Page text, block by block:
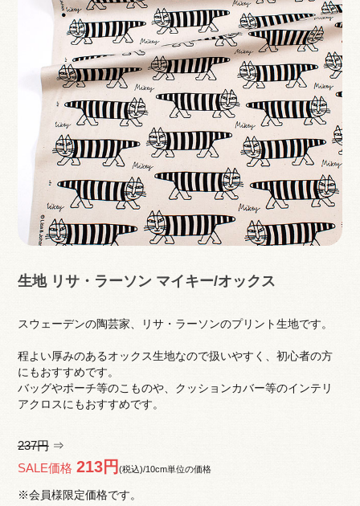
生地 リサ・ラーソン マイキー/オックス
スウェーデンの陶芸家、リサ・ラーソンのプリント生地です。
程よい厚みのあるオックス生地なので扱いやすく、初心者の方
にもおすすめです。
バッグやポーチ等のこものや、クッションカバー等のインテリ
アクロスにもおすすめです。
237円⇒
SALE価格 213円 (税込)/10cm単位の価格
※会員様限定価格です。